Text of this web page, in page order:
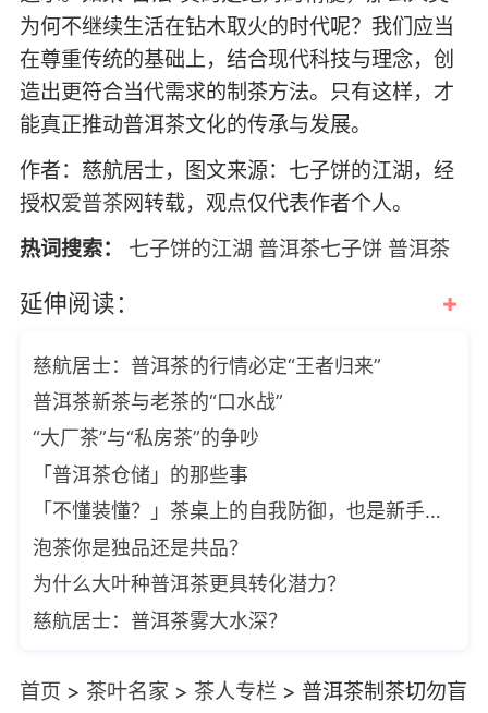
为何不继续生活在钻木取火的时代呢？我们应当
在尊重传统的基础上，结合现代科技与理念，创
造出更符合当代需求的制茶方法。只有这样，才
能真正推动普洱茶文化的传承与发展。
作者：慈航居士，图文来源：七子饼的江湖，经
授权爱普茶网转载，观点仅代表作者个人。
热词搜索：
七子饼的江湖 普洱茶七子饼 普洱茶
延伸阅读： +
慈航居士：普洱茶的行情必定“王者归来”
普洱茶新茶与老茶的“口水战”
“大厂茶”与“私房茶”的争吵
「普洱茶仓储」的那些事
「不懂装懂？」茶桌上的自我防御，也是新手到老饕必经之路
泡茶你是独品还是共品？
为什么大叶种普洱茶更具转化潜力？
慈航居士：普洱茶雾大水深？
首页 > 茶叶名家> 茶人专栏> 普洱茶制茶切勿盲